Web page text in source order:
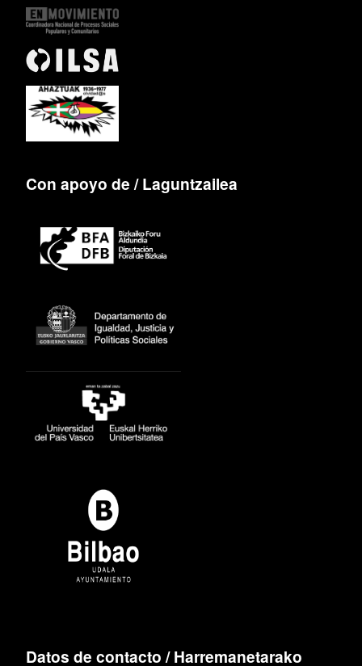
Con apoyo de / Laguntzailea
Datos de contacto / Harremanetarako